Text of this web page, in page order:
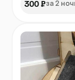
300 ₽за 2